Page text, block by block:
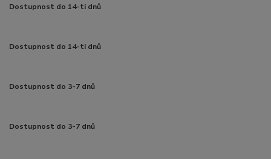
Dostupnost do 14-ti dnů
Dostupnost do 14-ti dnů
Dostupnost do 3-7 dnů
Dostupnost do 3-7 dnů